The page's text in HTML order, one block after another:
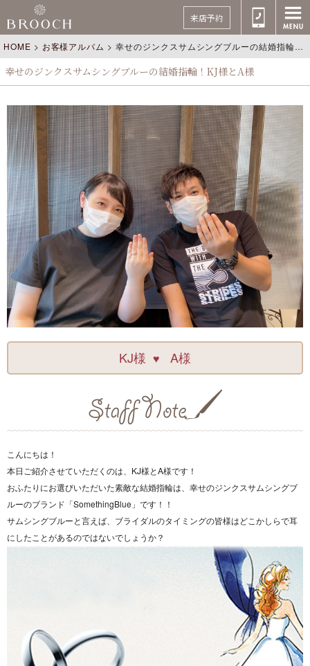
来店予約
HOME > お客様アルバム >幸せのジンクスサムシングブルーの結婚指輪！KJ様とA様
幸せのジンクスサムシングブルーの結婚指輪！KJ様とA様
KJ様 ♥ A様
こんにちは！
本日ご紹介させていただくのは、KJ様とA様です！
おふたりにお選びいただいた素敵な結婚指輪は、幸せのジンクスサムシングブ
ルーのブランド「SomethingBlue」です！！
サムシングブルーと言えば、ブライダルのタイミングの皆様はどこかしらで耳
にしたことがあるのではないでしょうか？